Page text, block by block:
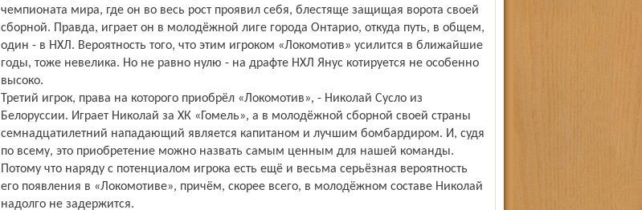
чемпионата мира, где он во весь рост проявил себя, блестяще защищая ворота своей
сборной. Правда, играет он в молодёжной лиге города Онтарио, откуда путь, в общем,
один - в НХЛ. Вероятность того, что этим игроком «Локомотив» усилится в ближайшие
годы, тоже невелика. Но не равно нулю - на драфте НХЛ Янус котируется не особенно
высоко.
Третий игрок, права на которого приобрёл «Локомотив», - Николай Сусло из
Белоруссии. Играет Николай за ХК «Гомель», а в молодёжной сборной своей страны
семнадцатилетний нападающий является капитаном и лучшим бомбардиром. И, судя
по всему, это приобретение можно назвать самым ценным для нашей команды.
Потому что наряду с потенциалом игрока есть ещё и весьма серьёзная вероятность
его появления в «Локомотиве», причём, скорее всего, в молодёжном составе Николай
надолго не задержится.